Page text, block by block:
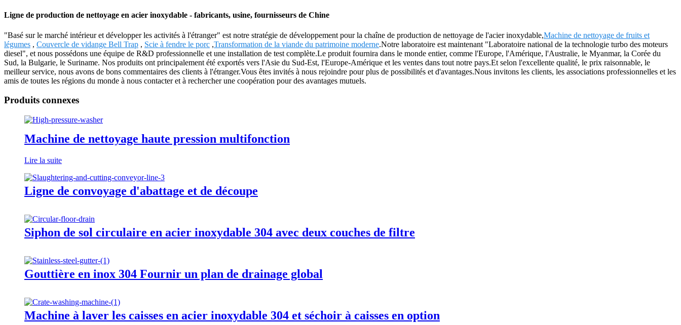
Ligne de production de nettoyage en acier inoxydable - fabricants, usine, fournisseurs de Chine
"Basé sur le marché intérieur et développer les activités à l'étranger" est notre stratégie de développement pour la chaîne de production de nettoyage de l'acier inoxydable,Machine de nettoyage de fruits et
légumes , Couvercle de vidange Bell Trap , Scie à fendre le porc ,Transformation de la viande du patrimoine moderne.Notre laboratoire est maintenant "Laboratoire national de la technologie turbo des moteurs
diesel", et nous possédons une équipe de R&D professionnelle et une installation de test complète.Le produit fournira dans le monde entier, comme l'Europe, l'Amérique, l'Australie, le Myanmar, la Corée du
Sud, la Bulgarie, le Suriname. Nos produits ont principalement été exportés vers l'Asie du Sud-Est, l'Europe-Amérique et les ventes dans tout notre pays.Et selon l'excellente qualité, le prix raisonnable, le
meilleur service, nous avons de bons commentaires des clients à l'étranger.Vous êtes invités à nous rejoindre pour plus de possibilités et d'avantages.Nous invitons les clients, les associations professionnelles et les
amis de toutes les régions du monde à nous contacter et à rechercher une coopération pour des avantages mutuels.
Produits connexes
Machine de nettoyage haute pression multifonction
Lire la suite
Ligne de convoyage d'abattage et de découpe
Siphon de sol circulaire en acier inoxydable 304 avec deux couches de filtre
Gouttière en inox 304 Fournir un plan de drainage global
Machine à laver les caisses en acier inoxydable 304 et séchoir à caisses en option